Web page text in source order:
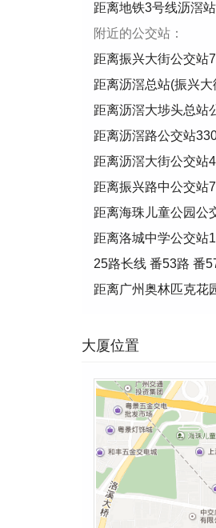
距离地铁3号线沥滘
附近的公交站：
距离振兴大街公交站
距离沥滘总站(振兴
距离沥滘大埗头总站
距离沥滘路公交站
距离沥滘大街公交站
距离振兴路中公交站
距离海珠儿童公园公
距离洛城中学公交站
25路长线 番53路 番
距离广州奥林匹克花
大厦位置